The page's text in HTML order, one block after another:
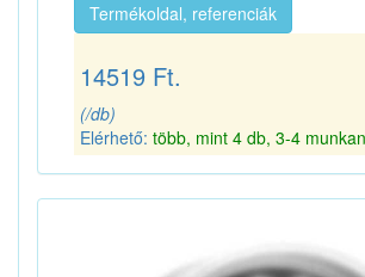
Termékoldal, referenciák
14519 Ft.
(/db)
Elérhető: több, mint 4 db, 3-4